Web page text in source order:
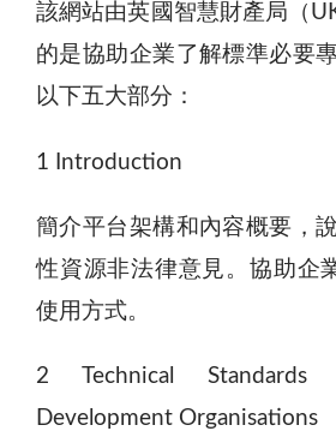
該網站由英國智慧財產局（
的是協助企業了解標準必要
以下五大部分：
1 Introduction
簡介平台架構和內容概要，
性資源非法律意見。協助企
使用方式。
2 Technical Standards
Development Organisations